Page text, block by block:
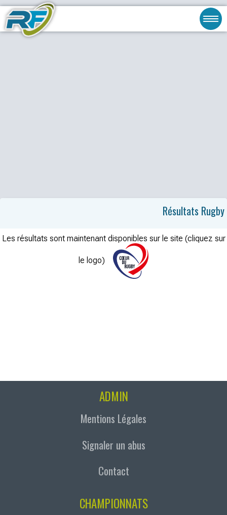
Résultats Rugby
Les résultats sont maintenant disponibles sur le site (cliquez sur
le logo)
ADMIN
Mentions Légales
Signaler un abus
Contact
CHAMPIONNATS